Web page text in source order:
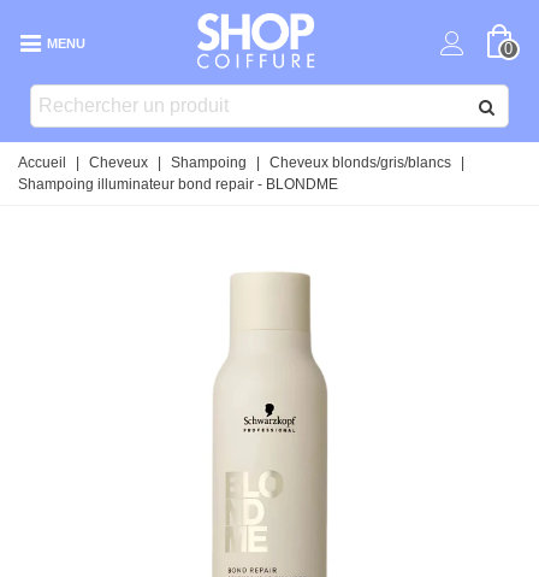
MENU 0
Accueil Cheveux Shampoing Cheveux blonds/gris/blancs
Shampoing illuminateur bond repair - BLONDME